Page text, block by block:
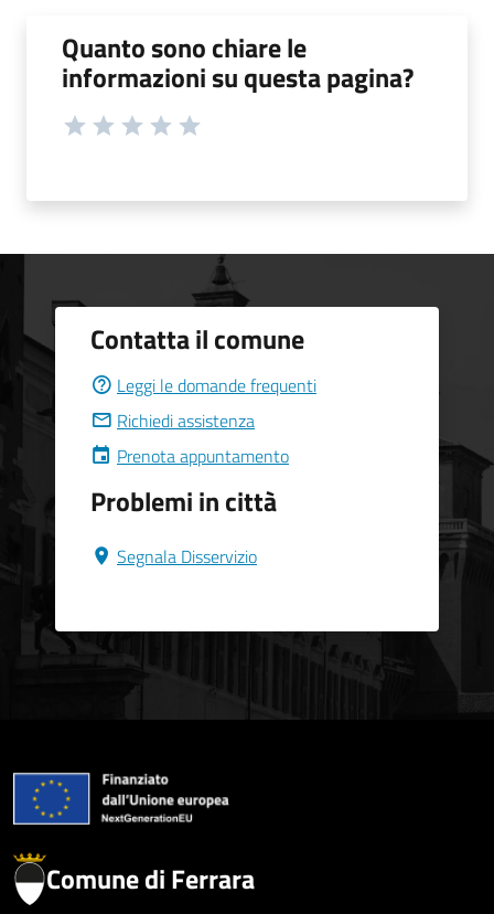
Quanto sono chiare le
informazioni su questa pagina?
Contatta il comune
Leggi le domande frequenti
Richiedi assistenza
Prenota appuntamento
Problemi in città
Segnala Disservizio
Comune di Ferrara